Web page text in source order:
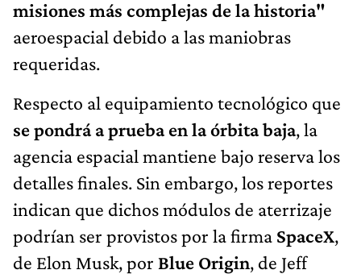
misiones más complejas de la historia"
aeroespacial debido a las maniobras
requeridas.
Respecto al equipamiento tecnológico que
se pondrá a prueba en la órbita baja, la
agencia espacial mantiene bajo reserva los
detalles finales. Sin embargo, los reportes
indican que dichos módulos de aterrizaje
podrían ser provistos por la firma SpaceX,
de Elon Musk, por Blue Origin, de Jeff